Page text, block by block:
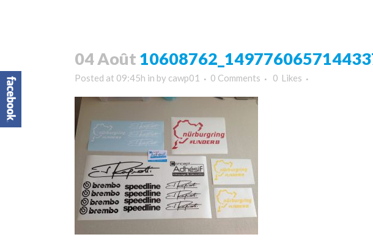
04 Août
Posted at 09:45h in by cawp01 0 Comments 0 Likes